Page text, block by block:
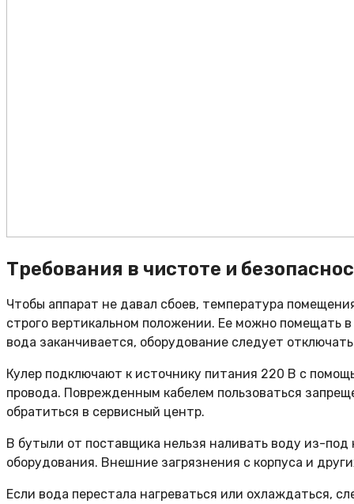
Требования в чистоте и
Чтобы аппарат не давал сбоев, температура
строго вертикальном положении. Ее можно помещать
вода заканчивается, оборудование следует
Кулер подключают к источнику питания 220 В с
провода. Поврежденным кабелем пользоваться
обратиться в сервисный центр.
В бутыли от поставщика нельзя наливать воду из-под
оборудования. Внешние загрязнения с корпуса и
Если вода перестала нагреваться или охлаждаться,